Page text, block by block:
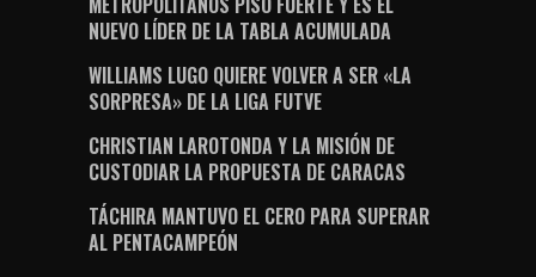
NUEVO LÍDER DE LA TABLA ACUMULADA
WILLIAMS LUGO QUIERE VOLVER A SER «LA
SORPRESA» DE LA LIGA FUTVE
CHRISTIAN LAROTONDA Y LA MISIÓN DE
CUSTODIAR LA PROPUESTA DE CARACAS
TÁCHIRA MANTUVO EL CERO PARA SUPERAR
AL PENTACAMPEÓN